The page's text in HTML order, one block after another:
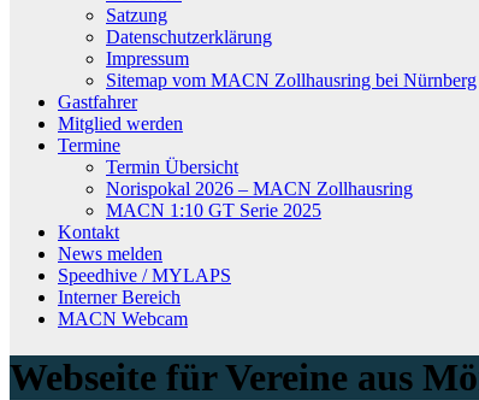
Satzung
Datenschutzerklärung
Impressum
Sitemap vom MACN Zollhausring bei Nürnberg
Gastfahrer
Mitglied werden
Termine
Termin Übersicht
Norispokal 2026 – MACN Zollhausring
MACN 1:10 GT Serie 2025
Kontakt
News melden
Speedhive / MYLAPS
Interner Bereich
MACN Webcam
Webseite für Vereine aus